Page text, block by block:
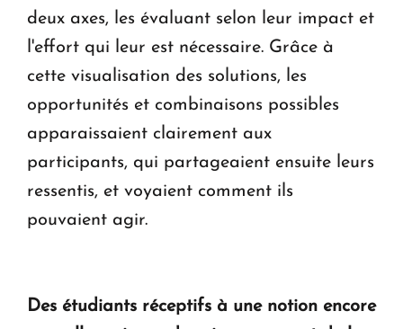
deux axes, les évaluant selon leur impact et
l'effort qui leur est nécessaire. Grâce à
cette visualisation des solutions, les
opportunités et combinaisons possibles
apparaissaient clairement aux
participants, qui partageaient ensuite leurs
ressentis, et voyaient comment ils
pouvaient agir.
Des étudiants réceptifs à une notion encore